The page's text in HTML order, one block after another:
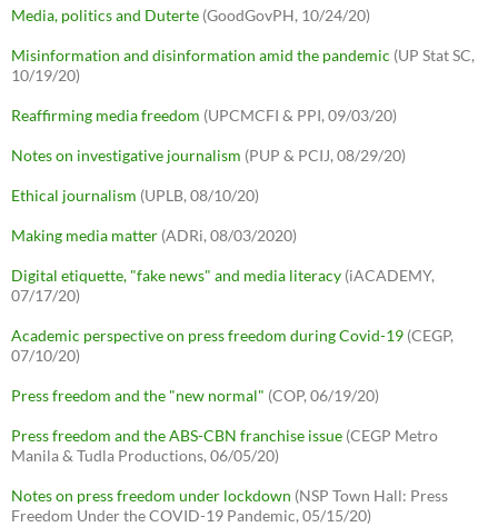
Media, politics and Duterte (GoodGovPH, 10/24/20)
Misinformation and disinformation amid the pandemic (UP Stat SC,
10/19/20)
Reaffirming media freedom (UPCMCFI & PPI, 09/03/20)
Notes on investigative journalism (PUP & PCIJ, 08/29/20)
Ethical journalism (UPLB, 08/10/20)
Making media matter (ADRi, 08/03/2020)
Digital etiquette, "fake news" and media literacy (iACADEMY,
07/17/20)
Academic perspective on press freedom during Covid-19 (CEGP,
07/10/20)
Press freedom and the "new normal" (COP, 06/19/20)
Press freedom and the ABS-CBN franchise issue (CEGP Metro
Manila & Tudla Productions, 06/05/20)
Notes on press freedom under lockdown (NSP Town Hall: Press
Freedom Under the COVID-19 Pandemic, 05/15/20)